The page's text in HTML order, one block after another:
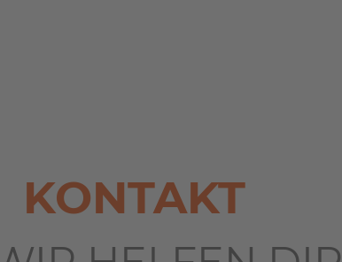
KONTAKT